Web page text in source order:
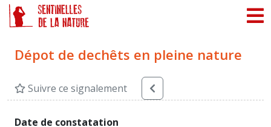
Dépot de dechêts en pleine nature
Suivre ce signalement
Date de constatation
Panneau de gestion des cookies